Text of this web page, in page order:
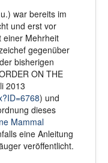
war bereits im
und erst vor
einer Mehrheit
gegenüber
bisherigen
ON THE
2013
) und
dieses
Mammal
eine Anleitung
veröffentlicht.